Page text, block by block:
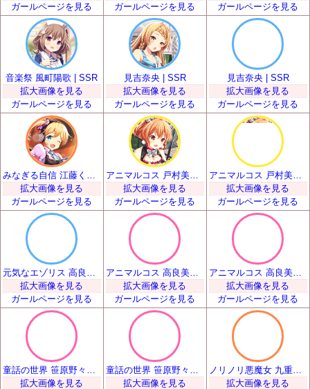
ガールページを見る
ガールページを見る
ガールページを見る
音楽祭 風町陽歌 | SSR
拡大画像を見る
ガールページを見る
見吉奈央 | SSR
拡大画像を見る
ガールページを見る
見吉奈央 | SSR
拡大画像を見る
ガールページを見る
拡大画像を見る
ガールページを見る
アニマルコス 戸村美知留 | SSR
拡大画像を見る
ガールページを見る
アニマルコス 戸村美知留 | SSR
拡大画像を見る
ガールページを見る
拡大画像を見る
ガールページを見る
アニマルコス 高良美海 | SSR
拡大画像を見る
ガールページを見る
アニマルコス 高良美海 | SSR
拡大画像を見る
ガールページを見る
拡大画像を見る
拡大画像を見る
ノリノリ悪魔女 九重忍 | SSR
拡大画像を見る